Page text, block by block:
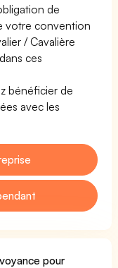
de
votre convention
/ Cavalière
ces
bénéficier de
avec les
pour